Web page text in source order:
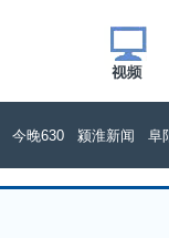
今晚630 颍淮新闻 阜